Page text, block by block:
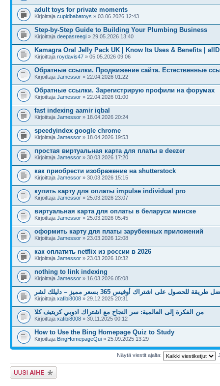
adult toys for private moments
Kirjoittaja cupidbabatoys » 03.06.2026 12:43
Step-by-Step Guide to Building Your Plumbing Business
Kirjoittaja deepasreegi » 29.05.2026 13:40
Kamagra Oral Jelly Pack UK | Know Its Uses & Benefits | allD
Kirjoittaja roydavis47 » 05.05.2026 09:06
Обратные ссылки. Продвижение сайта. Естественные
Kirjoittaja Jamessor » 22.04.2026 01:22
Обратные ссылки. Зарегистрирую профили на форумах
Kirjoittaja Jamessor » 22.04.2026 01:00
fast indexing aamir iqbal
Kirjoittaja Jamessor » 18.04.2026 20:24
speedyindex google chrome
Kirjoittaja Jamessor » 18.04.2026 19:53
простая виртуальная карта для платы в deezer
Kirjoittaja Jamessor » 30.03.2026 17:20
как приобрести изображение на shutterstock
Kirjoittaja Jamessor » 30.03.2026 15:15
купить карту для оплаты impulse individual pro
Kirjoittaja Jamessor » 25.03.2026 23:07
виртуальная карта для оплаты в беларуси минске
Kirjoittaja Jamessor » 25.03.2026 05:45
оформить карту для платы зарубежных приложений
Kirjoittaja Jamessor » 23.03.2026 12:08
как оплатить netflix из россии в 2026
Kirjoittaja Jamessor » 23.03.2026 10:32
nothing to link indexing
Kirjoittaja Jamessor » 16.03.2026 05:08
طريقة للحصول على اشتراك أوفيس 365 بسعر مميز – دليلك لشر
Kirjoittaja xafibi8008 » 29.12.2025 20:31
من الفكرة إلى العالمية: سر النجاح مع اشتراك ادوبي كريتيف كلا
Kirjoittaja xafibi8008 » 30.11.2025 00:12
How to Use the Bing Homepage Quiz to Study
Kirjoittaja BingHomepageQui » 25.09.2025 13:29
Näytä viestit ajalta:
Lähetä uusi viesti